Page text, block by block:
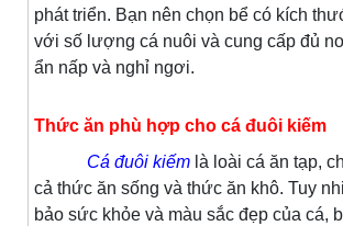
phát triển. Bạn nên chọn bể có kích
với số lượng cá nuôi và cung cấp đủ
ẩn nấp và nghỉ ngơi.
Thức ăn phù hợp cho cá đuôi kiếm
Cá đuôi kiếm là loài cá ăn tạp,
cả thức ăn sống và thức ăn khô. Tuy
bảo sức khỏe và màu sắc đẹp của cá,